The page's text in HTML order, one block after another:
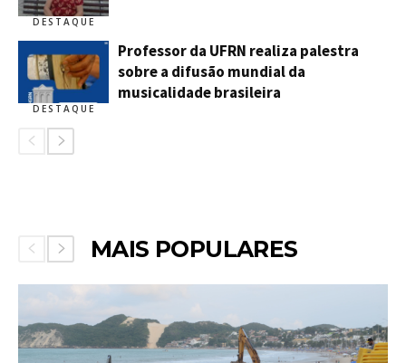
DESTAQUE
DESTAQUE
Professor da UFRN realiza palestra
sobre a difusão mundial da
musicalidade brasileira
MAIS POPULARES